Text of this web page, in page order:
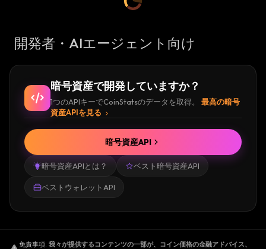
開発者・AIエージェント向け
暗号資産で開発していますか？
1つのAPIキーでCoinStatsのデータを取得。
最高の暗号
資産APIを見る
暗号資産APIとは？ ベスト暗号資産API
ベストウォレットAPI
暗号資産API
免責事項. 我々が提供するコンテンツの一部が、コイン価格の金融アドバイス、